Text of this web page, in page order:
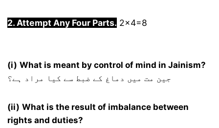
2. Attempt Any Four Parts. 2×4=8
(i) What is meant by control of mind in Jainism?
جین مت میں دماغ کے ضبط سے کیا مراد ہے؟
(ii) What is the result of imbalance between
rights and duties?